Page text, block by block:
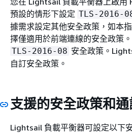
預設的情形下設定 TLS-2016-
據需求設定其他安全政策，如本
擇僅適用於前端連線的安全政策
TLS-2016-08 安全政策。
自訂安全政策。
支援的安全政策和
Lightsail 負載平衡器可設定以下